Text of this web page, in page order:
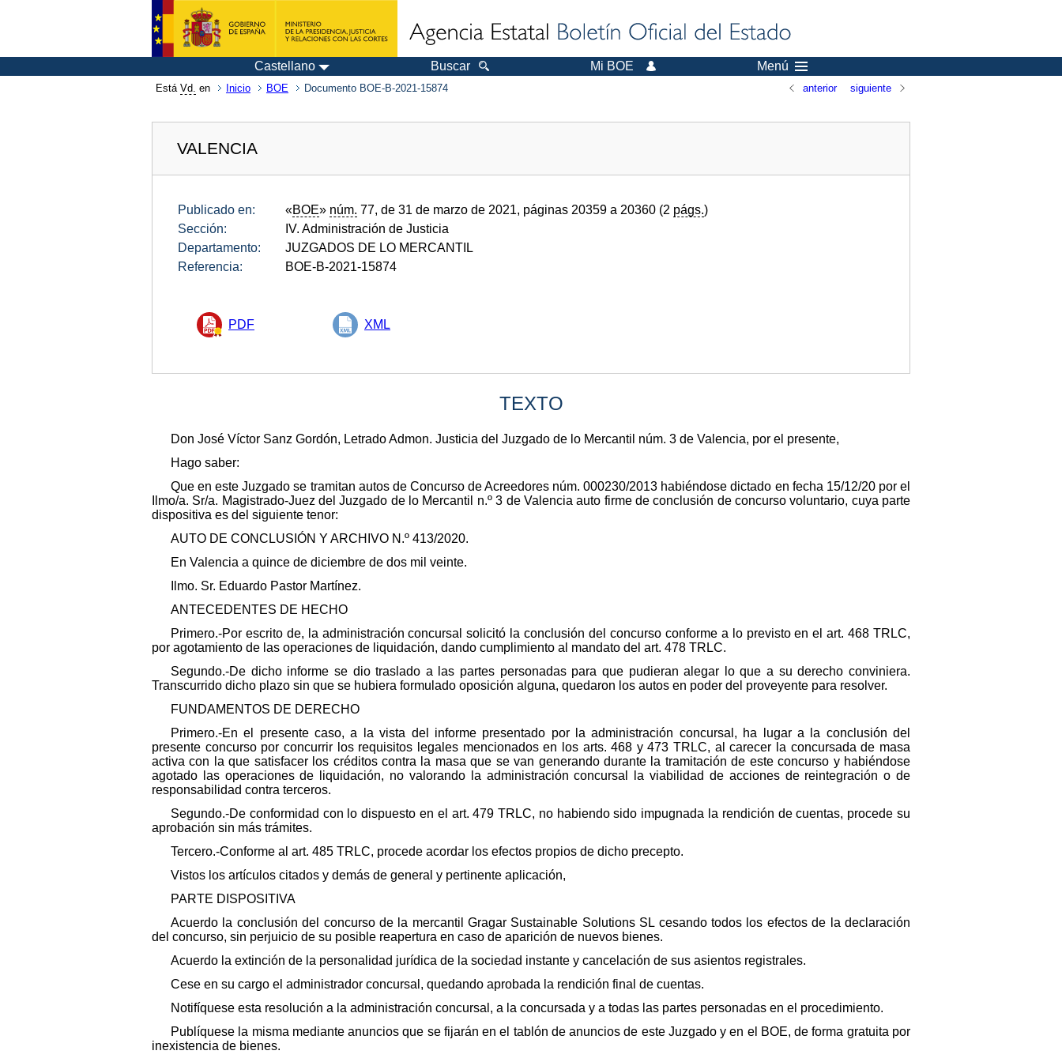
Castellano Buscar Mi BOE Menú
Está Vd. en Inicio BOE Documento BOE-B-2021-15874 anterior siguiente
VALENCIA
Publicado en: «BOE» núm. 77, de 31 de marzo de 2021, páginas 20359 a 20360 (2 págs.)
Sección:
IV. Administración de Justicia
Departamento:
JUZGADOS DE LO MERCANTIL
Referencia:
BOE-B-2021-15874
PDF XML
TEXTO
Don José Víctor Sanz Gordón, Letrado Admon. Justicia del Juzgado de lo Mercantil núm. 3 de Valencia, por el presente,
Hago saber:
Que en este Juzgado se tramitan autos de Concurso de Acreedores núm. 000230/2013 habiéndose dictado en fecha 15/12/20 por el
Ilmo/a. Sr/a. Magistrado-Juez del Juzgado de lo Mercantil n.º 3 de Valencia auto firme de conclusión de concurso voluntario, cuya parte
dispositiva es del siguiente tenor:
AUTO DE CONCLUSIÓN Y ARCHIVO N.º 413/2020.
En Valencia a quince de diciembre de dos mil veinte.
Ilmo. Sr. Eduardo Pastor Martínez.
ANTECEDENTES DE HECHO
Primero.-Por escrito de, la administración concursal solicitó la conclusión del concurso conforme a lo previsto en el art. 468 TRLC,
por agotamiento de las operaciones de liquidación, dando cumplimiento al mandato del art. 478 TRLC.
Segundo.-De dicho informe se dio traslado a las partes personadas para que pudieran alegar lo que a su derecho conviniera.
Transcurrido dicho plazo sin que se hubiera formulado oposición alguna, quedaron los autos en poder del proveyente para resolver.
FUNDAMENTOS DE DERECHO
Primero.-En el presente caso, a la vista del informe presentado por la administración concursal, ha lugar a la conclusión del
presente concurso por concurrir los requisitos legales mencionados en los arts. 468 y 473 TRLC, al carecer la concursada de masa
activa con la que satisfacer los créditos contra la masa que se van generando durante la tramitación de este concurso y habiéndose
agotado las operaciones de liquidación, no valorando la administración concursal la viabilidad de acciones de reintegración o de
responsabilidad contra terceros.
Segundo.-De conformidad con lo dispuesto en el art. 479 TRLC, no habiendo sido impugnada la rendición de cuentas, procede su
aprobación sin más trámites.
Tercero.-Conforme al art. 485 TRLC, procede acordar los efectos propios de dicho precepto.
Vistos los artículos citados y demás de general y pertinente aplicación,
PARTE DISPOSITIVA
Acuerdo la conclusión del concurso de la mercantil Gragar Sustainable Solutions SL cesando todos los efectos de la declaración
del concurso, sin perjuicio de su posible reapertura en caso de aparición de nuevos bienes.
Acuerdo la extinción de la personalidad jurídica de la sociedad instante y cancelación de sus asientos registrales.
Cese en su cargo el administrador concursal, quedando aprobada la rendición final de cuentas.
Notifíquese esta resolución a la administración concursal, a la concursada y a todas las partes personadas en el procedimiento.
Publíquese la misma mediante anuncios que se fijarán en el tablón de anuncios de este Juzgado y en el BOE, de forma gratuita por
inexistencia de bienes.